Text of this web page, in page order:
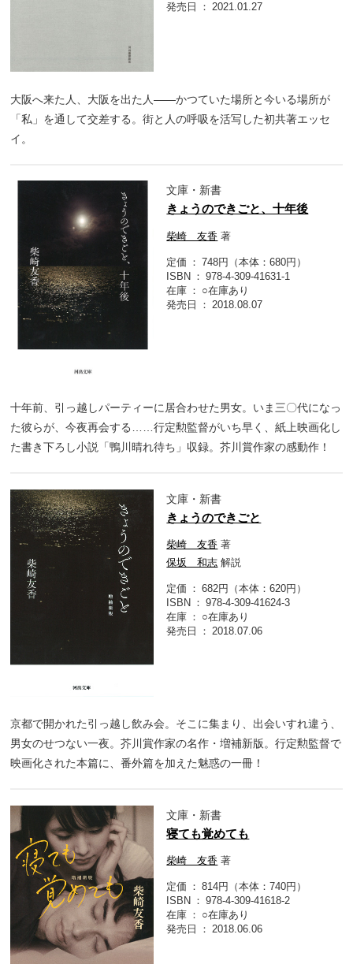
発売日
2021.01.27
大阪へ来た人、大阪を出た人――かつていた場所と今いる場所が
「私」を通して交差する。街と人の呼吸を活写した初共著エッセ
イ。
文庫・新書
きょうのできごと、十年後
柴崎 友香 著
定価
748円（本体：680円）
ISBN
978-4-309-41631-1
在庫
○在庫あり
発売日
2018.08.07
十年前、引っ越しパーティーに居合わせた男女。いま三〇代になっ
た彼らが、今夜再会する……行定勲監督がいち早く、紙上映画化し
た書き下ろし小説「鴨川晴れ待ち」収録。芥川賞作家の感動作！
文庫・新書
きょうのできごと
柴崎 友香 著
保坂 和志 解説
定価
682円（本体：620円）
ISBN
978-4-309-41624-3
在庫
○在庫あり
発売日
2018.07.06
京都で開かれた引っ越し飲み会。そこに集まり、出会いすれ違う、
男女のせつない一夜。芥川賞作家の名作・増補新版。行定勲監督で
映画化された本篇に、番外篇を加えた魅惑の一冊！
文庫・新書
寝ても覚めても
柴崎 友香 著
定価
814円（本体：740円）
ISBN
978-4-309-41618-2
在庫
○在庫あり
発売日
2018.06.06